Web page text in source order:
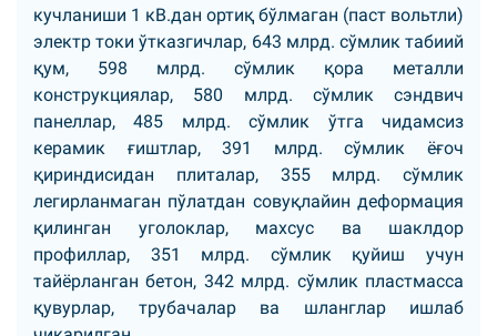
кучланиши 1 кВ.дан ортиқ бўлмаган (паст вольтли)
электр токи ўтказгичлар, 643 млрд. сўмлик табиий
қум, 598 млрд. сўмлик қора металли
конструкциялар, 580 млрд. сўмлик сэндвич
панеллар, 485 млрд. сўмлик ўтга чидамсиз
керамик ғиштлар, 391 млрд. сўмлик ёғоч
қириндисидан плиталар, 355 млрд. сўмлик
легирланмаган пўлатдан совуқлайин деформация
қилинган уголоклар, махсус ва шаклдор
профиллар, 351 млрд. сўмлик қуйиш учун
тайёрланган бетон, 342 млрд. сўмлик пластмасса
қувурлар, трубачалар ва шланглар ишлаб